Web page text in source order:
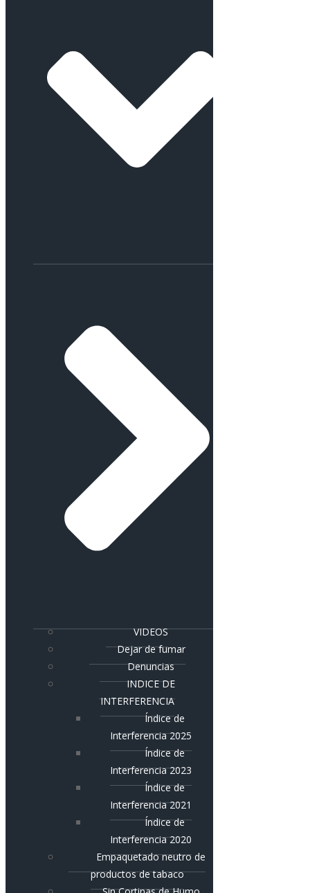
VIDEOS
Dejar de fumar
Denuncias
INDICE DE
INTERFERENCIA
Índice de
Interferencia 2025
Índice de
Interferencia 2023
Índice de
Interferencia 2021
Índice de
Interferencia 2020
Empaquetado neutro de
productos de tabaco